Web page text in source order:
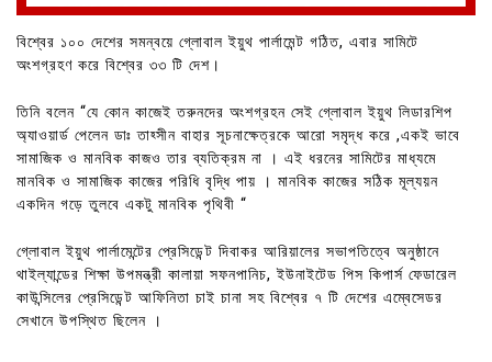
বিশ্বের ১০০ দেশের সমন্বয়ে গ্লোবাল ইয়ুথ পার্লামেন্ট গঠিত, এবার সামিটে
অংশগ্রহণ করে বিশ্বের ৩৩ টি দেশ।
তিনি বলেন “যে কোন কাজেই তরুনদের অংশগ্রহন সেই গ্লোবাল ইয়ুথ লিডারশিপ
অ্যাওয়ার্ড পেলেন ডাঃ তাহ্সীন বাহার সূচনাক্ষেত্রকে আরো সমৃদ্ধ করে ,একই ভাবে
সামাজিক ও মানবিক কাজও তার ব্যতিক্রম না । এই ধরনের সামিটের মাধ্যমে
মানবিক ও সামাজিক কাজের পরিধি বৃদ্ধি পায় । মানবিক কাজের সঠিক মূল্যয়ন
একদিন গড়ে তুলবে একটু মানবিক পৃথিবী “
গ্লোবাল ইয়ুথ পার্লামেন্টের প্রেসিডেন্ট দিবাকর আরিয়ালের সভাপতিত্বে অনুষ্ঠানে
থাইল্যান্ডের শিক্ষা উপমন্ত্রী কালায়া সফনপানিচ, ইউনাইটেড পিস কিপার্স ফেডারেল
কাউন্সিলের প্রেসিডেন্ট আফিনিতা চাই চানা সহ বিশ্বের ৭ টি দেশের এম্বেসেডর
সেখানে উপস্থিত ছিলেন ।